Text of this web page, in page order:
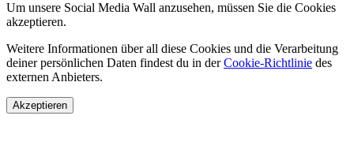
Um unsere Social Media Wall anzusehen, müssen Sie die Cookies
akzeptieren.
Weitere Informationen über all diese Cookies und die Verarbeitung
deiner persönlichen Daten findest du in derCookie-Richtlinie des
externen Anbieters.
Akzeptieren